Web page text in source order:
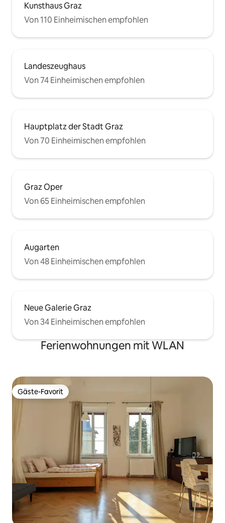
Kunsthaus Graz
Von 110 Einheimischen empfohlen
Landeszeughaus
Von 74 Einheimischen empfohlen
Hauptplatz der Stadt Graz
Von 70 Einheimischen empfohlen
Graz Oper
Von 65 Einheimischen empfohlen
Augarten
Von 48 Einheimischen empfohlen
Neue Galerie Graz
Von 34 Einheimischen empfohlen
Ferienwohnungen mit WLAN
Gäste-Favorit
Gäste-Favorit